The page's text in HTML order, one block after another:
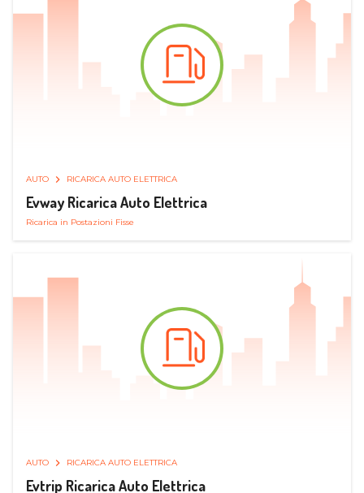
AUTO RICARICA AUTO ELETTRICA
Evway Ricarica Auto Elettrica
Ricarica in Postazioni Fisse
AUTO RICARICA AUTO ELETTRICA
Evtrip Ricarica Auto Elettrica